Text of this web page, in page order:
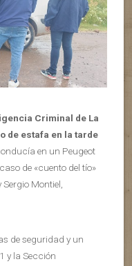
Criminal de La
de estafa en la tarde
en un Peugeot
de «cuento del tío»
Montiel,
de seguridad y un
y la Sección